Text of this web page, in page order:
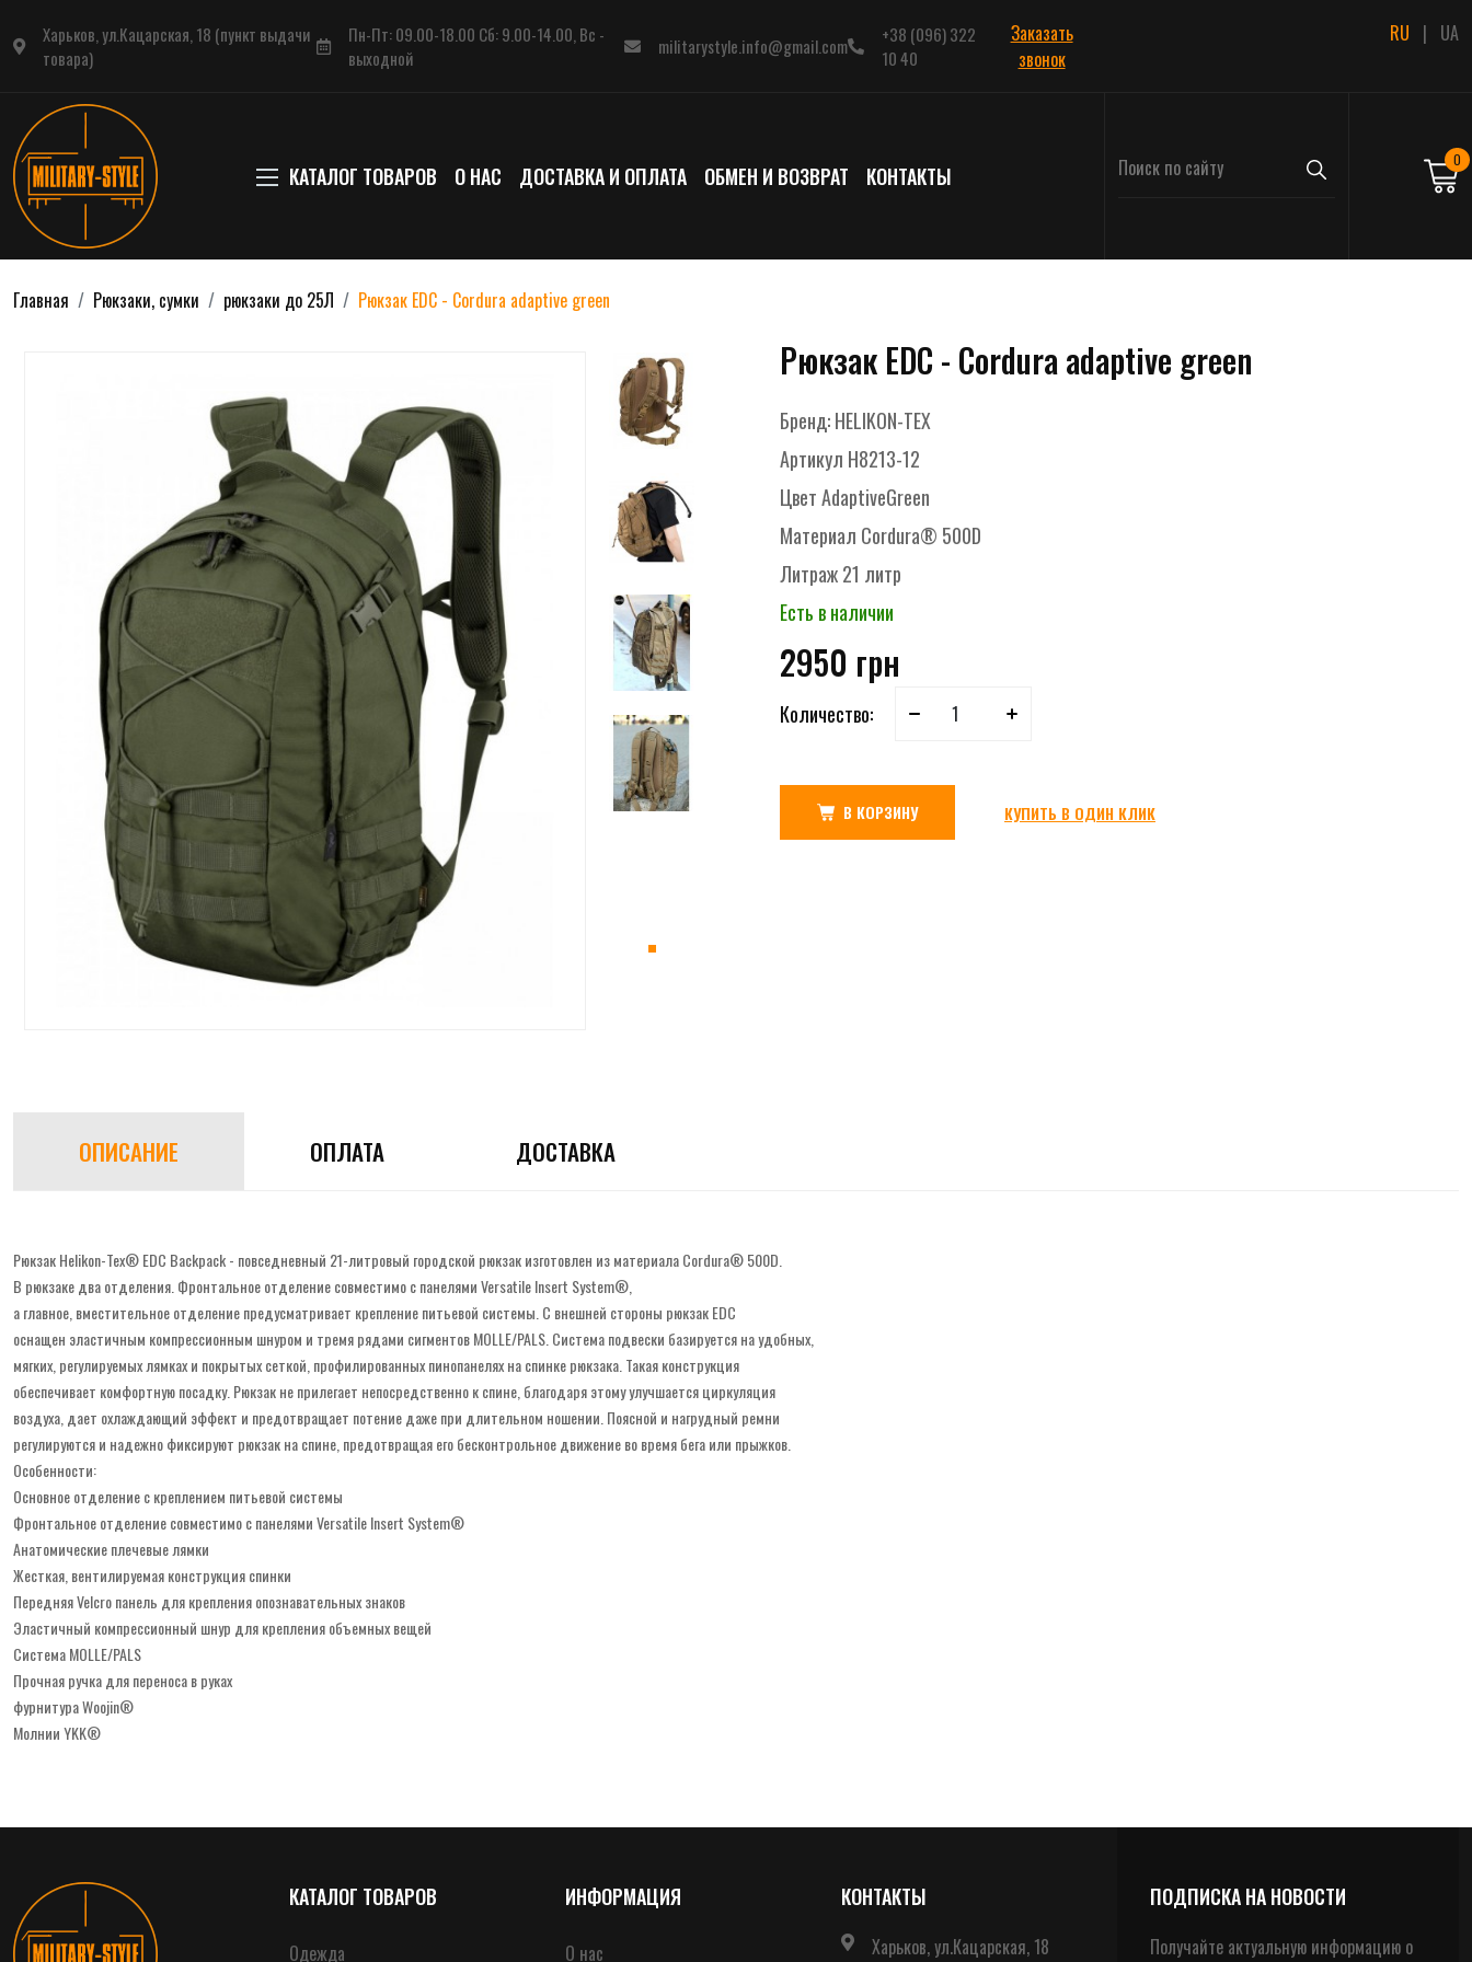
Харьков, ул.Кацарская, 18 (пункт выдачи
товара)
Пн-Пт: 09.00-18.00 Сб: 9.00-14.00, Вс -
выходной
militarystyle.info@gmail.com
+38 (096) 322
10 40
Заказать
звонок
RU | UA
КАТАЛОГ ТОВАРОВ О НАС ДОСТАВКА И ОПЛАТА ОБМЕН И ВОЗВРАТ КОНТАКТЫ
0
Главная Рюкзаки, сумки рюкзаки до 25Л Рюкзак EDC - Cordura adaptive green
Рюкзак EDC - Cordura adaptive green
Бренд:HELIKON-TEX
Артикул H8213-12
ЦветAdaptiveGreen
Материал Cordura® 500D
Литраж21 литр
Есть в наличии
2950 грн
Количество:
В КОРЗИНУ КУПИТЬ В ОДИН КЛИК
ОПИСАНИЕ ОПЛАТА ДОСТАВКА
Рюкзак Helikon-Tex® EDC Backpack - повседневный 21-литровый городской рюкзак изготовлен из материала Cordura® 500D.
В рюкзаке два отделения. Фронтальное отделение совместимо с панелями Versatile Insert System®,
а главное, вместительное отделение предусматривает крепление питьевой системы. С внешней стороны рюкзак EDC
оснащен эластичным компрессионным шнуром и тремя рядами сигментов MOLLE/PALS. Система подвески базируется на удобных,
мягких, регулируемых лямках и покрытых сеткой, профилированных пинопанелях на спинке рюкзака. Такая конструкция
обеспечивает комфортную посадку. Рюкзак не прилегает непосредственно к спине, благодаря этому улучшается циркуляция
воздуха, дает охлаждающий эффект и предотвращает потение даже при длительном ношении. Поясной и нагрудный ремни
регулируются и надежно фиксируют рюкзак на спине, предотвращая его бесконтрольное движение во время бега или прыжков.
Особенности:
Основное отделение с креплением питьевой системы
Фронтальное отделение совместимо с панелями Versatile Insert System®
Анатомические плечевые лямки
Жесткая, вентилируемая конструкция спинки
Передняя Velcro панель для крепления опознавательных знаков
Эластичный компрессионный шнур для крепления объемных вещей
Система MOLLE/PALS
Прочная ручка для переноса в руках
фурнитура Woojin®
Молнии YKK®
КАТАЛОГ ТОВАРОВ
Одежда
ИНФОРМАЦИЯ
О нас
КОНТАКТЫ
Харьков, ул.Кацарская, 18
ПОДПИСКА НА НОВОСТИ
Получайте актуальную информацию о